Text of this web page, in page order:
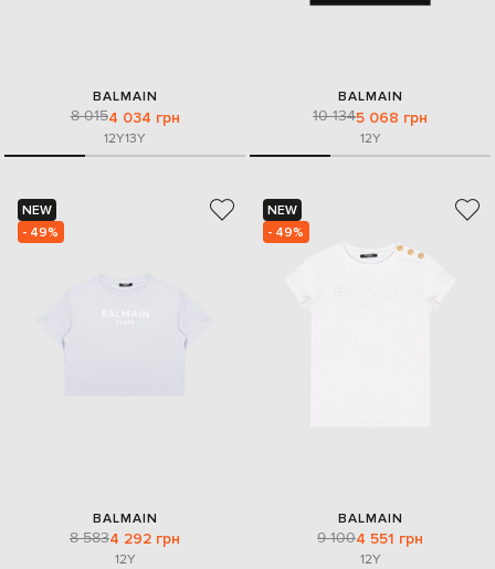
BALMAIN
8 0154 034 грн
12Y13Y
BALMAIN
10 1345 068 грн
12Y
NEW
- 49%
BALMAIN
8 5834 292 грн
12Y
NEW
- 49%
BALMAIN
9 1004 551 грн
12Y